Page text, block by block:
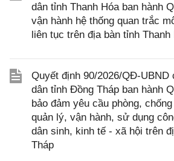
dân tỉnh Thanh Hóa ban hành
vận hành hệ thống quan trắc
liên tục trên địa bàn tỉnh Thanh
Quyết định 90/2026/QĐ-UBND
dân tỉnh Đồng Tháp ban hành
bảo đảm yêu cầu phòng,
quản lý, vận hành, sử dụng
dân sinh, kinh tế - xã hội trên
Tháp